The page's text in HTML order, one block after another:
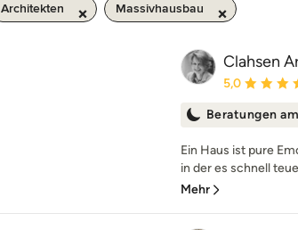
Architekten Massivhausbau
Clahsen
5,0
Beratungen
Ein Haus ist pure
in der es schnell
Mehr